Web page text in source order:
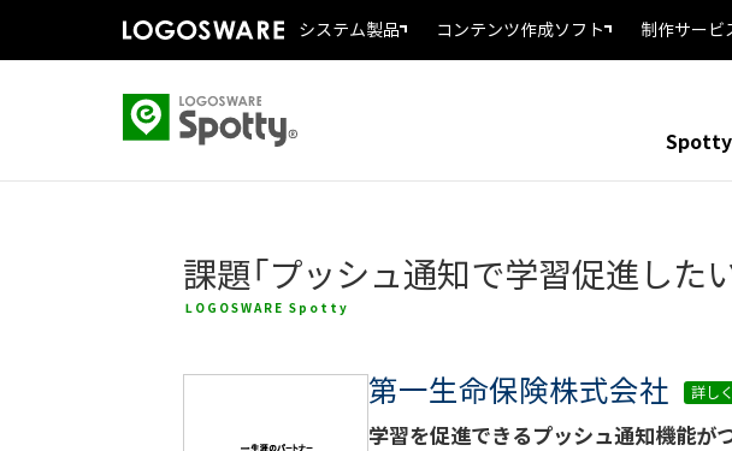
システム製品 コンテンツ作成ソフト 制作サービ
Spotty
課題「プッシュ通知で学習促進した
LOGOSWARE Spotty
第一生命保険株式会社 詳しく
学習を促進できるプッシュ通知機能が